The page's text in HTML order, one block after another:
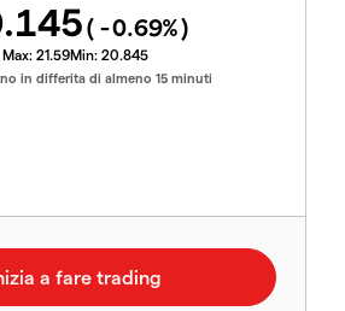
( -0.69%)
Max: 21.59Min: 20.845
in differita di almeno 15 minuti